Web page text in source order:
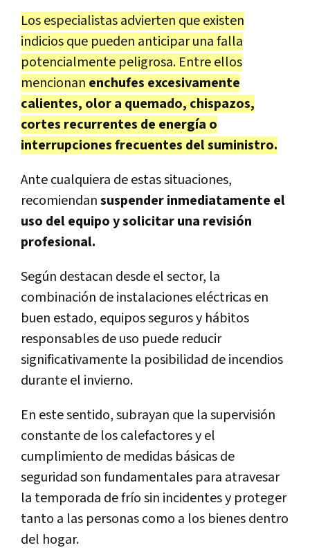
Los especialistas advierten que existen
indicios que pueden anticipar una falla
potencialmente peligrosa. Entre ellos
mencionan enchufes excesivamente
calientes, olor a quemado, chispazos,
cortes recurrentes de energía o
interrupciones frecuentes del suministro.
Ante cualquiera de estas situaciones,
recomiendansuspender inmediatamente el
uso del equipo y solicitar una revisión
profesional.
Según destacan desde el sector, la
combinación de instalaciones eléctricas en
buen estado, equipos seguros y hábitos
responsables de uso puede reducir
significativamente la posibilidad de incendios
durante el invierno.
En este sentido, subrayan que la supervisión
constante de los calefactores y el
cumplimiento de medidas básicas de
seguridad son fundamentales para atravesar
la temporada de frío sin incidentes y proteger
tanto a las personas como a los bienes dentro
del hogar.